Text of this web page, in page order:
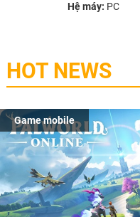
Hệ máy: PC
HOT NEWS
Game mobile